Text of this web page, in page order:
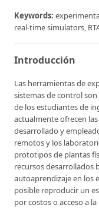
Keywords:
real-time simulators,
Introducción
Las herramientas de
sistemas de control
de los estudiantes de
actualmente ofrecen
desarrollado y
remotos y los
prototipos de plantas
recursos desarrollados
autoaprendizaje en los
posible reproducir un
por costos o acceso a